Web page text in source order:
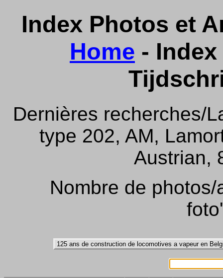
Index Photos et
Home -
Dernières recherches/
type 202, AM,
Austrian,
Nombre de